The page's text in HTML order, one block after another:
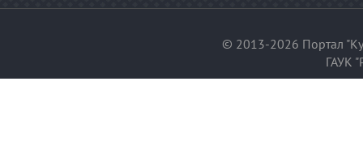
© 2013-2026 Портал
ГАУК